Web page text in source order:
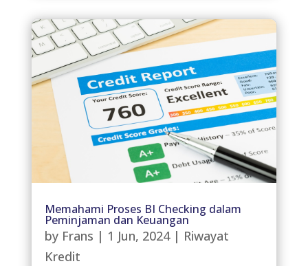
Memahami Proses BI Checking dalam
Peminjaman dan Keuangan
by Frans | 1 Jun, 2024| Riwayat
Kredit